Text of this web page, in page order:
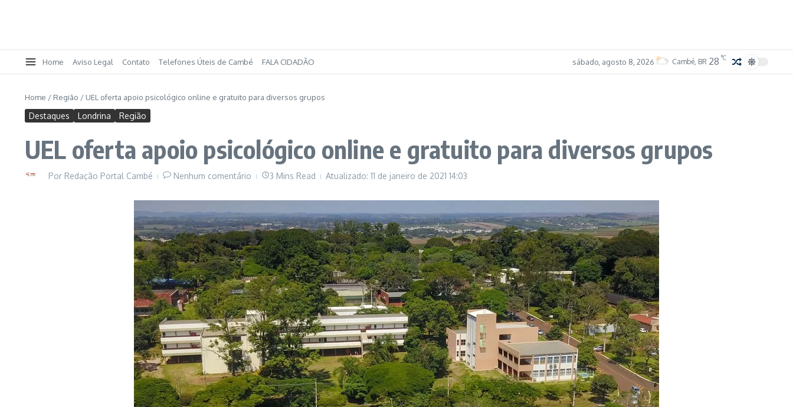
Home Aviso Legal Contato Telefones Úteis de Cambé FALA CIDADÃO sábado, agosto 8, 2026 Cambé, BR 28 °C
Home / Região / UEL oferta apoio psicológico online e gratuito para diversos grupos
Destaques Londrina Região
UEL oferta apoio psicológico online e gratuito para diversos grupos
Por Redação Portal Cambé Nenhum comentário 3 Mins Read Atualizado: 11 de janeiro de 2021 14:03